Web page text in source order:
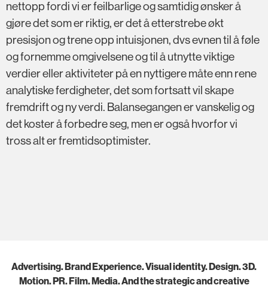
nettopp fordi vi er feilbarlige og samtidig ønsker å
gjøre det som er riktig, er det å etterstrebe økt
presisjon og trene opp intuisjonen, dvs evnen til å føle
og fornemme omgivelsene og til å utnytte viktige
verdier eller aktiviteter på en nyttigere måte enn rene
analytiske ferdigheter, det som fortsatt vil skape
fremdrift og ny verdi. Balansegangen er vanskelig og
det koster å forbedre seg, men er også hvorfor vi
tross alt er fremtidsoptimister.
Advertising. Brand Experience. Visual identity. Design. 3D.
Motion. PR. Film. Media. And the strategic and creative